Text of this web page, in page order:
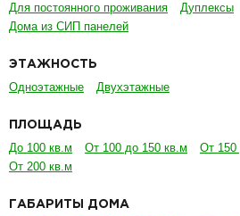
Для постоянного проживания
Дуплексы
Дома из СИП панелей
ЭТАЖНОСТЬ
Одноэтажные Двухэтажные
ПЛОЩАДЬ
До 100 кв.м От 100 до 150 кв.м
От 150
От 200 кв.м
ГАБАРИТЫ ДОМА